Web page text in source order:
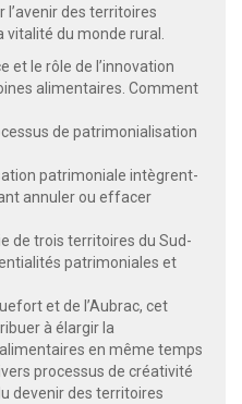
l’avenir des territoires
du monde rural.
et le rôle de l’innovation
alimentaires. Comment
de patrimonialisation
patrimoniale intègrent-
annuler ou effacer
de trois territoires du Sud-
patrimoniales et
et de l’Aubrac, cet
à élargir la
en même temps
processus de créativité
devenir des territoires